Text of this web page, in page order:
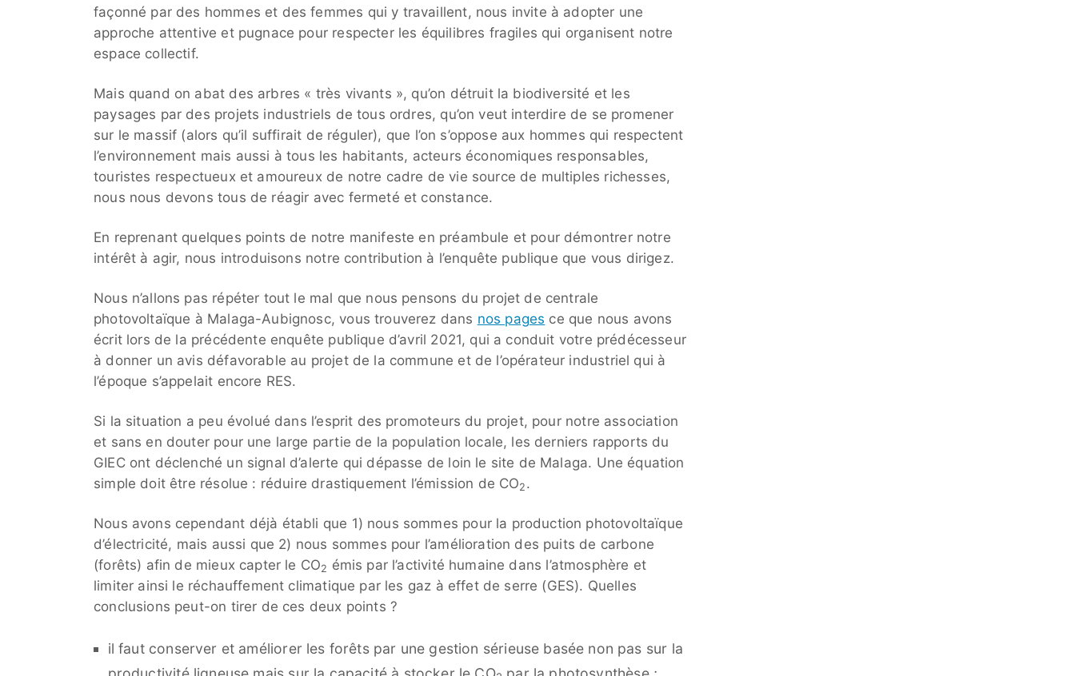
façonné par des hommes et des femmes qui y travaillent, nous invite à adopter une
approche attentive et pugnace pour respecter les équilibres fragiles qui organisent notre
espace collectif.‌
Mais quand on abat des arbres « très vivants », qu’on détruit la biodiversité et les
paysages par des projets industriels de tous ordres, qu’on veut interdire de se promener
sur le massif (alors qu’il suffirait de réguler), que l’on s’oppose aux hommes qui respectent
l’environnement mais aussi à tous les habitants, acteurs économiques responsables,
touristes respectueux et amoureux de notre cadre de vie source de multiples richesses,
nous nous devons tous de réagir avec fermeté et constance.
En reprenant quelques points de notre manifeste en préambule et pour démontrer notre
intérêt à agir, nous introduisons notre contribution à l’enquête publique que vous dirigez.
Nous n’allons pas répéter tout le mal que nous pensons du projet de centrale
photovoltaïque à Malaga-Aubignosc, vous trouverez dans nos pages ce que nous avons
écrit lors de la précédente enquête publique d’avril 2021, qui a conduit votre prédécesseur
à donner un avis défavorable au projet de la commune et de l’opérateur industriel qui à
l’époque s’appelait encore RES.
Si la situation a peu évolué dans l’esprit des promoteurs du projet, pour notre association
et sans en douter pour une large partie de la population locale, les derniers rapports du
GIEC ont déclenché un signal d’alerte qui dépasse de loin le site de Malaga. Une équation
simple doit être résolue : réduire drastiquement l’émission de CO2 .
Nous avons cependant déjà établi que 1) nous sommes pour la production photovoltaïque
d’électricité, mais aussi que 2) nous sommes pour l’amélioration des puits de carbone
(forêts) afin de mieux capter le CO2 émis par l’activité humaine dans l’atmosphère et
limiter ainsi le réchauffement climatique par les gaz à effet de serre (GES). Quelles
conclusions peut-on tirer de ces deux points ?
il faut conserver et améliorer les forêts par une gestion sérieuse basée non pas sur la